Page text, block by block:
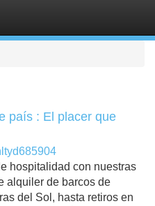
país : El placer que
hospitalidad con nuestras
alquiler de barcos de
del Sol, hasta retiros en